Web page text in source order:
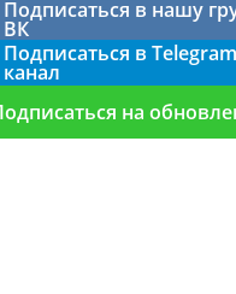
Подписаться в нашу
ВК
Подписаться в Telegram
канал
на